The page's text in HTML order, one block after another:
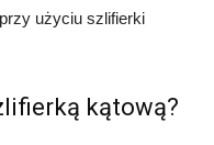
użyciu szlifierki
kątową?